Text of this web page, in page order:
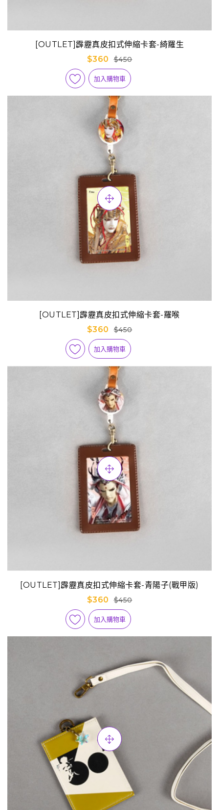
[OUTLET]霹靂真皮扣式伸縮卡套-綺羅生
$360
$450
加入購物車
[OUTLET]霹靂真皮扣式伸縮卡套-羅喉
$360
$450
加入購物車
[OUTLET]霹靂真皮扣式伸縮卡套-青陽子(戰甲版)
$360
$450
加入購物車